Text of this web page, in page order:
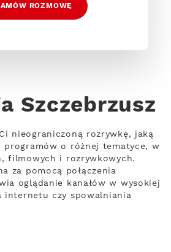
ROZMOWĘ
Szczebrzusz
nieograniczoną rozrywkę, jaką
programów o różnej tematyce, w
filmowych i rozrywkowych.
za pomocą połączenia
oglądanie kanałów w wysokiej
internetu czy spowalniania